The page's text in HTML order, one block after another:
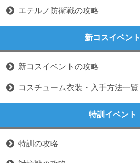
エテルノ防衛戦の攻略
新コスイベント
新コスイベントの攻略
コスチューム衣装・入手方法一覧
特訓イベント
特訓の攻略